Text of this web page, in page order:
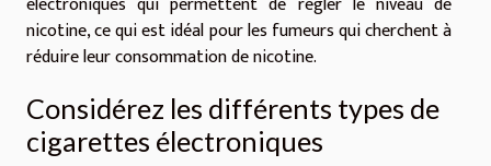
nicotine, ce qui est idéal pour les fumeurs qui cherchent à
réduire leur consommation de nicotine.
Considérez les différents types de
cigarettes électroniques